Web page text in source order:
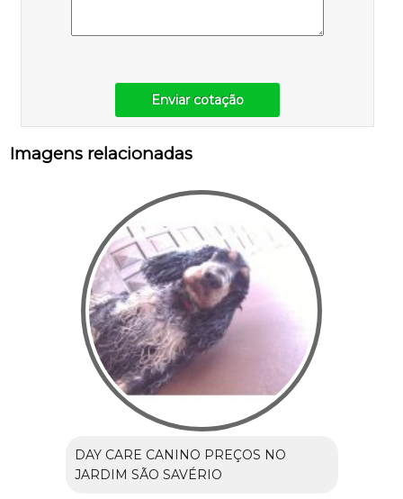
Enviar cotação
Imagens relacionadas
DAY CARE CANINO PREÇOS NO
JARDIM SÃO SAVÉRIO